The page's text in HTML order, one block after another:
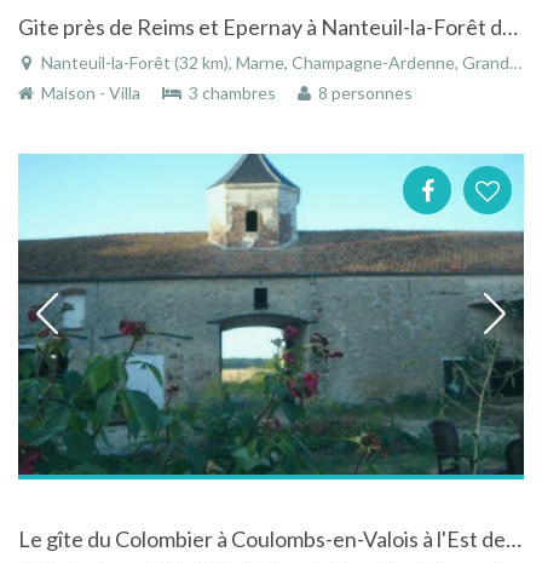
Gite près de Reims et Epernay à Nanteuil-la-Forêt dans la Marne en Champagne-Ardennes
Nanteuil-la-Forêt (32 km), Marne, Champagne-Ardenne, Grand Est, France
Maison - Villa
3 chambres 8 personnes
Le gîte du Colombier à Coulombs-en-Valois à l'Est de Paris en Seine-et-Marne en Ile-de-France